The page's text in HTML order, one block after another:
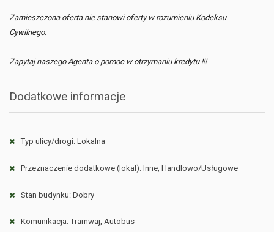
Zamieszczona oferta nie stanowi oferty w rozumieniu Kodeksu
Cywilnego.
Zapytaj naszego Agenta o pomoc w otrzymaniu kredytu !!!
Dodatkowe informacje
Typ ulicy/drogi: Lokalna
Przeznaczenie dodatkowe (lokal): Inne, Handlowo/Usługowe
Stan budynku: Dobry
Komunikacja: Tramwaj, Autobus